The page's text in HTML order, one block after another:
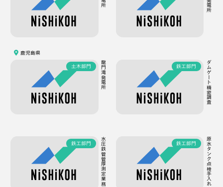
鹿児島県
龍門滝発電所
土木部門 ダムゲート精密調査
鉄工部門
水圧鉄管管厚測定業務
鉄工部門 原水タンク点検手入れ
鉄工部門